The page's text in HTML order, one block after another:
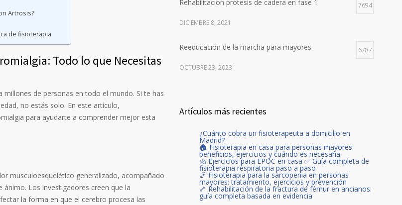
Artrosis?
de fisioterapia
Todo lo que Necesitas
de personas en todo el mundo. Si te has
no estás solo. En este artículo,
para ayudarte a comprender mejor esta
musculoesquelético generalizado, acompañado
Los investigadores creen que la
la forma en que el cerebro procesa las
Rehabilitación prótesis de cadera en fase 1 7694
DICIEMBRE 8, 2021
Reeducación de la marcha para mayores 6787
OCTUBRE 23, 2023
Artículos más recientes
¿Cuánto cobra un fisioterapeuta a domicilio en
Madrid?
🏠 Fisioterapia en casa para personas mayores:
beneficios, ejercicios y cuándo es necesaria
🫁 Ejercicios para EPOC en casa ✅ Guía completa de
fisioterapia respiratoria paso a paso
🦵 Fisioterapia para la sarcopenia en personas
mayores: tratamiento, ejercicios y prevención
🦴 Rehabilitación de la fractura de fémur en ancianos:
guía completa basada en evidencia